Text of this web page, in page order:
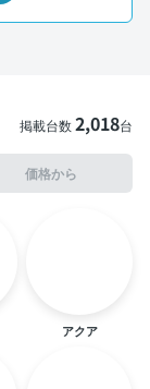
掲載台数2,018台
価格から
アクア